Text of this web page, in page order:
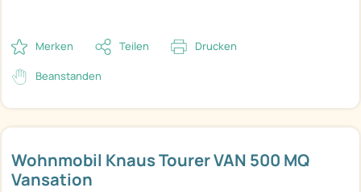
Wohnmobil Knaus Tourer VAN 500 MQ
Vansation
Merken Teilen Drucken
Beanstanden